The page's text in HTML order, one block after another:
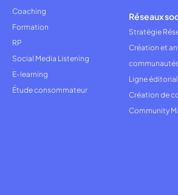
Coaching
Formation
RP
Social Media Listening
E-learning
Étude consommateur
Réseaux
Stratégie
Création et
Ligne
Création de
Community